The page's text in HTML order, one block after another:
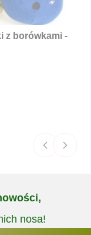
z borówkami -
nosa!